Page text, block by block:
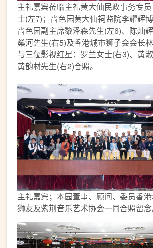
主礼嘉宾莅临主礼黄大仙民政事务专
士(左7)；啬色园黄大仙祠监院李耀辉博
啬色园副主席黎泽森先生(左6)、陈灿
燊河先生(右5)及香港城巿狮子会会长
与三位影视红星：罗兰女士(右3)、黄淑
黄韵材先生(右2)合照。
主礼嘉宾；本园董事、顾问、委员香
狮友及紫荆音乐艺术协会一同合照留念